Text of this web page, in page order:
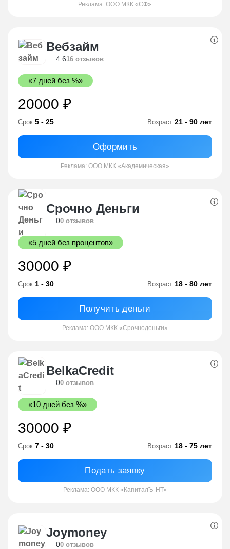
Реклама: ООО МКК «СФ»
Вебзайм
4.616 отзывов
«7 дней без %»
20000 ₽
Срок:5 - 25 Возраст:21 - 90 лет
Оформить
Реклама: ООО МКК «Академическая»
Срочно Деньги
00 отзывов
«5 дней без процентов»
30000 ₽
Срок:1 - 30 Возраст:18 - 80 лет
Получить деньги
Реклама: ООО МКК «Срочноденьги»
BelkaCredit
00 отзывов
«10 дней без %»
30000 ₽
Срок:7 - 30 Возраст:18 - 75 лет
Подать заявку
Реклама: ООО МКК «КапиталЪ-НТ»
Joymoney
00 отзывов